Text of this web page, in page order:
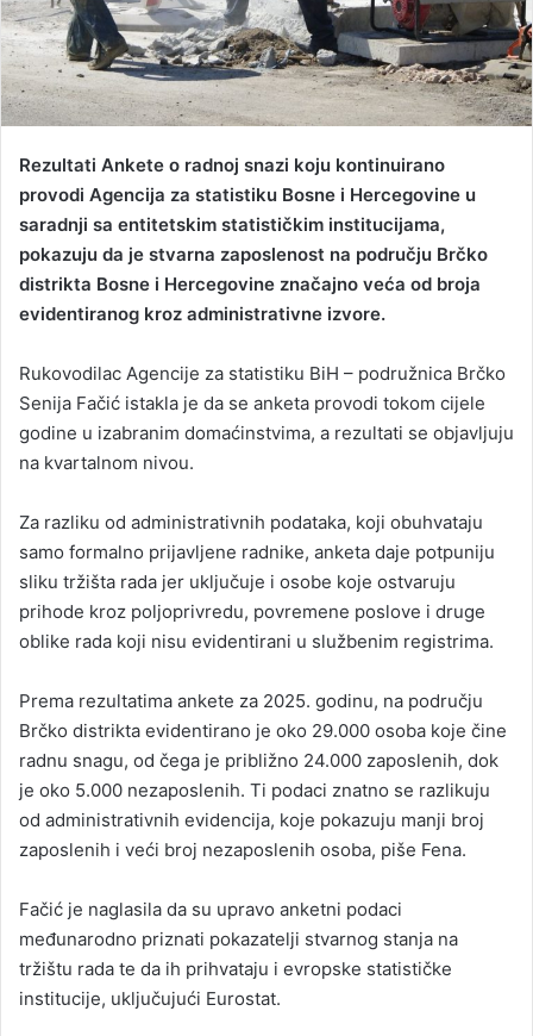
l
Rezultati Ankete o radnoj snazi koju kontinuirano
provodi Agencija za statistiku Bosne i Hercegovine u
saradnji sa entitetskim statističkim institucijama,
pokazuju da je stvarna zaposlenost na području Brčko
distrikta Bosne i Hercegovine značajno veća od broja
evidentiranog kroz administrativne izvore.
Rukovodilac Agencije za statistiku BiH – podružnica Brčko
Senija Fačić istakla je da se anketa provodi tokom cijele
godine u izabranim domaćinstvima, a rezultati se objavljuju
na kvartalnom nivou.
Za razliku od administrativnih podataka, koji obuhvataju
samo formalno prijavljene radnike, anketa daje potpuniju
sliku tržišta rada jer uključuje i osobe koje ostvaruju
prihode kroz poljoprivredu, povremene poslove i druge
oblike rada koji nisu evidentirani u službenim registrima.
Prema rezultatima ankete za 2025. godinu, na području
Brčko distrikta evidentirano je oko 29.000 osoba koje čine
radnu snagu, od čega je približno 24.000 zaposlenih, dok
je oko 5.000 nezaposlenih. Ti podaci znatno se razlikuju
od administrativnih evidencija, koje pokazuju manji broj
zaposlenih i veći broj nezaposlenih osoba, piše Fena.
Fačić je naglasila da su upravo anketni podaci
međunarodno priznati pokazatelji stvarnog stanja na
tržištu rada te da ih prihvataju i evropske statističke
institucije, uključujući Eurostat.